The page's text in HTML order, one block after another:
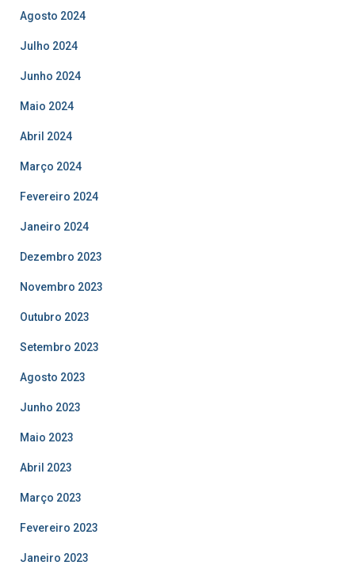
Agosto 2024
Julho 2024
Junho 2024
Maio 2024
Abril 2024
Março 2024
Fevereiro 2024
Janeiro 2024
Dezembro 2023
Novembro 2023
Outubro 2023
Setembro 2023
Agosto 2023
Junho 2023
Maio 2023
Abril 2023
Março 2023
Fevereiro 2023
Janeiro 2023